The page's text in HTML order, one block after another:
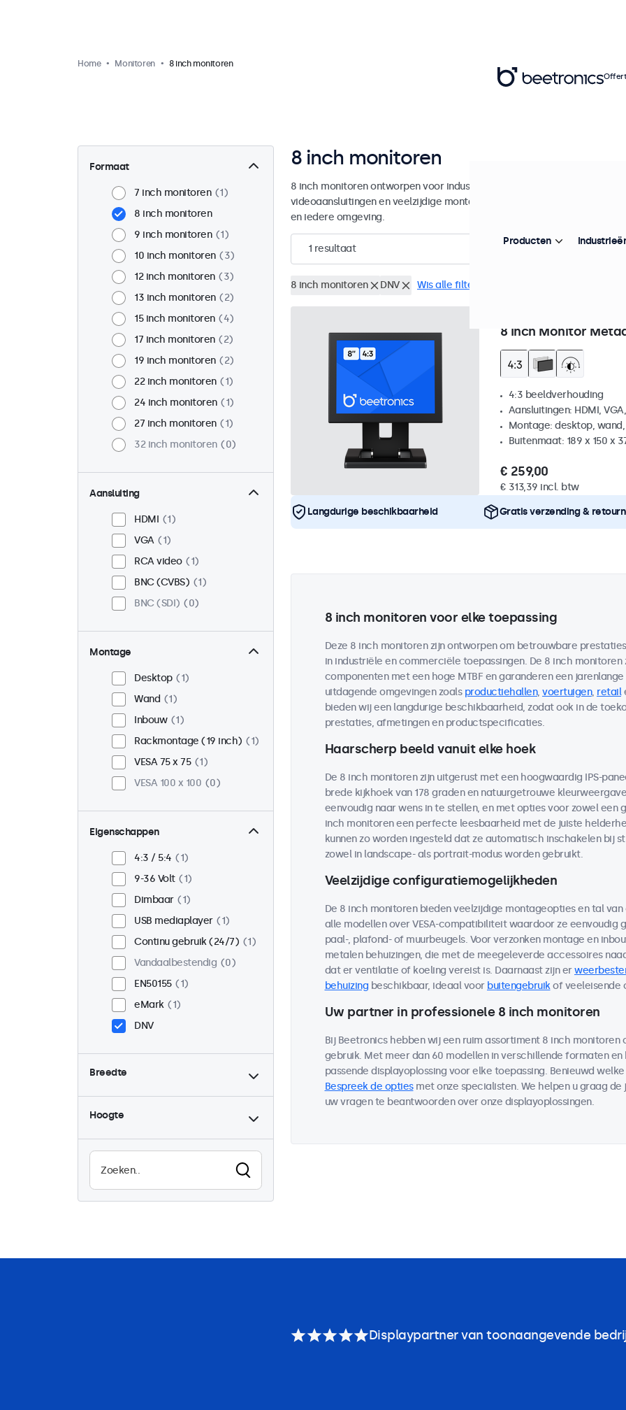
Home Monitoren 8 inch monitoren
Formaat
7 inch monitoren
1
8 inch monitoren
9 inch monitoren
1
10 inch monitoren
3
12 inch monitoren
3
13 inch monitoren
2
15 inch monitoren
4
17 inch monitoren
2
19 inch monitoren
2
22 inch monitoren
1
24 inch monitoren
1
27 inch monitoren
1
32 inch monitoren
0
Aansluiting
HDMI
1
VGA
1
RCA video
1
BNC (CVBS)
1
BNC (SDI)
0
Montage
Desktop
1
Wand
1
Inbouw
1
Rackmontage (19 inch)
1
VESA 75 x 75
1
VESA 100 x 100
0
Eigenschappen
4:3 / 5:4
1
9-36 Volt
1
Dimbaar
1
USB mediaplayer
1
Continu gebruik (24/7)
1
Vandaalbestendig
0
EN50155
1
eMark
1
DNV
Breedte
Hoogte
8 inch monitoren
8 inch monitoren ontworpen voor industrieel en commercieel gebruik.
videoaansluitingen en veelzijdige montageopties, waarmee ze
en iedere omgeving.
1 resultaat
8 inch monitoren DNV Wis alle filters
8 Inch Monitor
4:3 beeldverhouding
Aansluitingen: HDMI,
Montage: desktop,
Buitenmaat: 189 x 150 x
€ 259,00
€ 313,39 incl. btw
Langdurige beschikbaarheid Gratis verzending &
8 inch monitoren voor elke toepassing
Deze 8 inch monitoren zijn ontworpen om betrouwbare
in industriële en commerciële toepassingen. De 8 inch
componenten met een hoge MTBF en garanderen een
uitdagende omgevingen zoals productiehallen, voertuigen, retail
bieden wij een langdurige beschikbaarheid, zodat ook in de
prestaties, afmetingen en productspecificaties.
Haarscherp beeld vanuit elke hoek
De 8 inch monitoren zijn uitgerust met een hoogwaardig IPS-
brede kijkhoek van 178 graden en natuurgetrouwe
eenvoudig naar wens in te stellen, en met opties voor zowel
inch monitoren een perfecte leesbaarheid met de juiste
kunnen zo worden ingesteld dat ze automatisch inschakelen bij
zowel in landscape- als portrait-modus worden gebruikt.
Veelzijdige configuratiemogelijkheden
De 8 inch monitoren bieden veelzijdige montageopties en tal
alle modellen over VESA-compatibiliteit waardoor ze eenvoudig
paal-, plafond- of muurbeugels. Voor verzonken montage en
metalen behuizingen, die met de meegeleverde accessoires
dat er ventilatie of koeling vereist is. Daarnaast zijn er
behuizing beschikbaar, ideaal voor buitengebruikof veeleisende
Uw partner in professionele 8 inch monitoren
Bij Beetronics hebben wij een ruim assortiment 8 inch
gebruik. Met meer dan 60 modellen in verschillende formaten
passende displayoplossing voor elke toepassing. Benieuwd welke
Bespreek de optiesmet onze specialisten. We helpen u graag
uw vragen te beantwoorden over onze displayoplossingen.
Producten
Displaypartner van toonaangevende